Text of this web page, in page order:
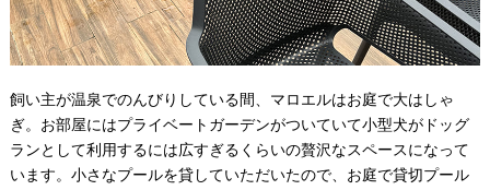
飼い主が温泉でのんびりしている間、マロエルはお庭で大はしゃ
ぎ。お部屋にはプライベートガーデンがついていて小型犬がドッグ
ランとして利用するには広すぎるくらいの贅沢なスペースになって
います。小さなプールを貸していただいたので、お庭で貸切プール